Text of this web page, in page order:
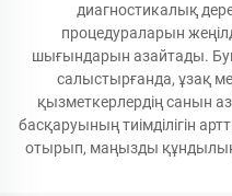
диагностикалық
процедураларын
шығындарын азайтады.
салыстырғанда, ұзақ
қызметкерлердің санын
басқаруының тиімділігін
отырып, маңызды